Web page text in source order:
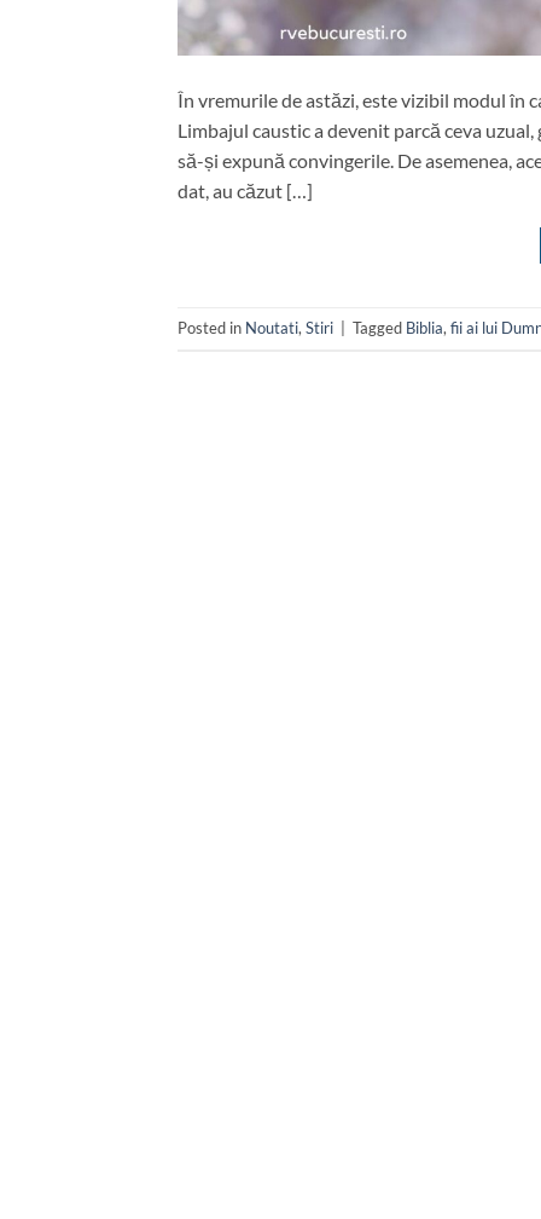
În vremurile de astăzi, este vizibil modul în
Limbajul caustic a devenit parcă ceva
să-și expună convingerile. De asemenea,
dat, au căzut […]
Posted in Noutati,Stiri Tagged Biblia,fii ai lui